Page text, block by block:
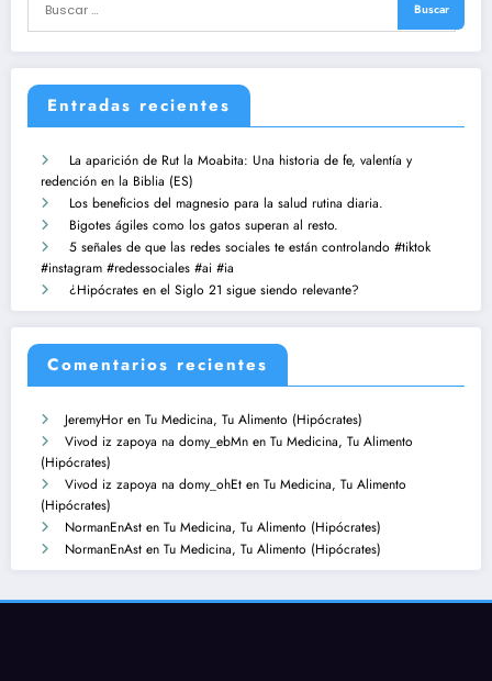
Entradas recientes
La aparición de Rut la Moabita: Una historia de fe, valentía y
redención en la Biblia (ES)
Los beneficios del magnesio para la salud rutina diaria.
Bigotes ágiles como los gatos superan al resto.
5 señales de que las redes sociales te están controlando #tiktok
#instagram #redessociales #ai #ia
¿Hipócrates en el Siglo 21 sigue siendo relevante?
Comentarios recientes
JeremyHor en Tu Medicina, Tu Alimento (Hipócrates)
Vivod iz zapoya na domy_ebMn en Tu Medicina, Tu Alimento
(Hipócrates)
Vivod iz zapoya na domy_ohEt en Tu Medicina, Tu Alimento
(Hipócrates)
NormanEnAst en Tu Medicina, Tu Alimento (Hipócrates)
NormanEnAst en Tu Medicina, Tu Alimento (Hipócrates)